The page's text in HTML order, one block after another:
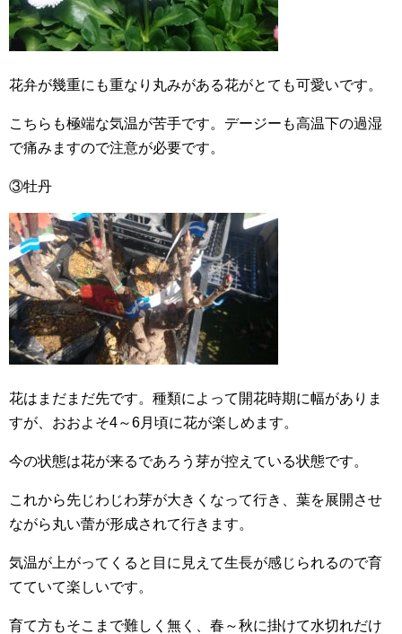
花弁が幾重にも重なり丸みがある花がとても可愛いです。
こちらも極端な気温が苦手です。デージーも高温下の過湿
で痛みますので注意が必要です。
③牡丹
花はまだまだ先です。種類によって開花時期に幅がありま
すが、おおよそ4～6月頃に花が楽しめます。
今の状態は花が来るであろう芽が控えている状態です。
これから先じわじわ芽が大きくなって行き、葉を展開させ
ながら丸い蕾が形成されて行きます。
気温が上がってくると目に見えて生長が感じられるので育
てていて楽しいです。
育て方もそこまで難しく無く、春～秋に掛けて水切れだけ